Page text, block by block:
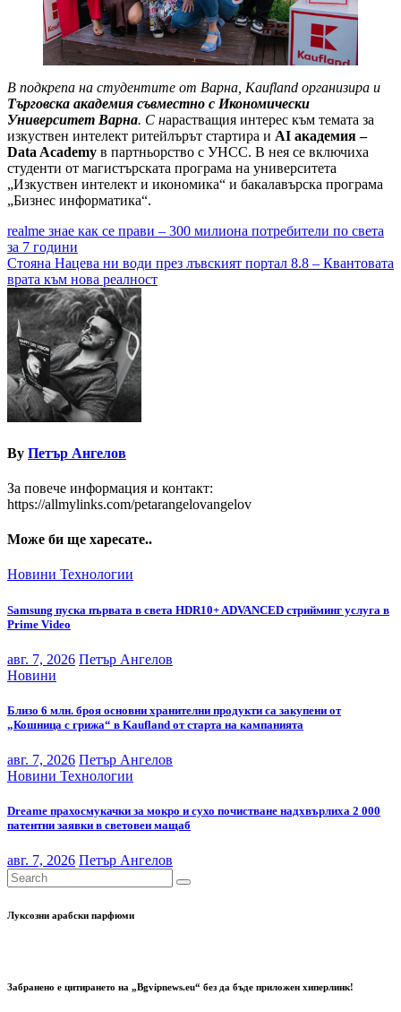
В подкрепа на студентите от Варна, Kaufland организира и
Търговска академия съвместно с Икономически
Университет Варна. С нарастващия интерес към темата за
изкуствен интелект ритейлърът стартира и AI академия –
Data Academy в партньорство с УНСС. В нея се включиха
студенти от магистърската програма на университета
„Изкуствен интелект и икономика“ и бакалавърска програма
„Бизнес информатика“.
Навигация
realme знае как се прави – 300 милиона потребители по света
за 7 години
Стояна Нацева ни води през лъвският портал 8.8 – Квантовата
врата към нова реалност
By Петър Ангелов
За повече информация и контакт:
https://allmylinks.com/petarangelovangelov
Може би ще харесате..
Новини Технологии
Samsung пуска първата в света HDR10+ ADVANCED стрийминг услуга в
Prime Video
авг. 7, 2026 Петър Ангелов
Новини
Близо 6 млн. броя основни хранителни продукти са закупени от
„Кошница с грижа“ в Kaufland от старта на кампанията
авг. 7, 2026 Петър Ангелов
Новини Технологии
Dreame прахосмукачки за мокро и сухо почистване надхвърлиха 2 000
патентни заявки в световен мащаб
авг. 7, 2026 Петър Ангелов
Луксозни арабски парфюми
Забранено е цитирането на „Bgvipnews.eu“ без да бъде приложен хиперлинк!